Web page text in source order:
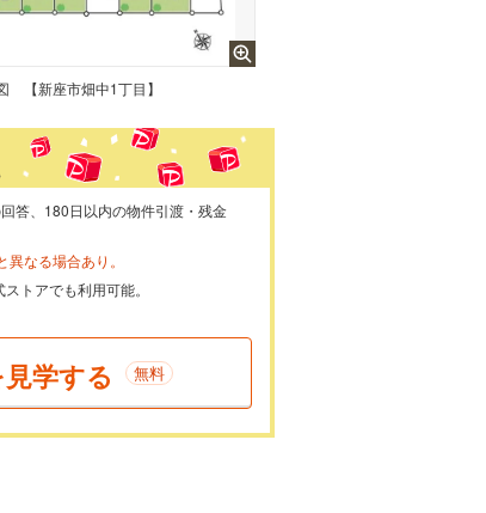
【新座市畑中1丁目】
答、180日以内の物件引渡・残金
なる場合あり。
トアでも利用可能。
学する 無料